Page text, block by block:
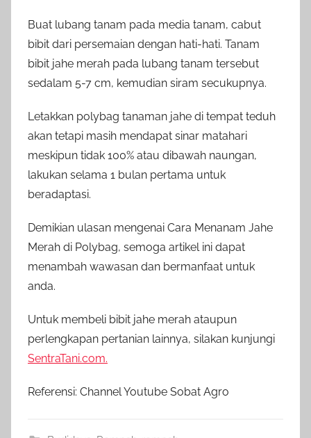
Buat lubang tanam pada media tanam, cabut
bibit dari persemaian dengan hati-hati. Tanam
bibit jahe merah pada lubang tanam tersebut
sedalam 5-7 cm, kemudian siram secukupnya.
Letakkan polybag tanaman jahe di tempat teduh
akan tetapi masih mendapat sinar matahari
meskipun tidak 100% atau dibawah naungan,
lakukan selama 1 bulan pertama untuk
beradaptasi.
Demikian ulasan mengenai Cara Menanam Jahe
Merah di Polybag, semoga artikel ini dapat
menambah wawasan dan bermanfaat untuk
anda.
Untuk membeli bibit jahe merah ataupun
perlengkapan pertanian lainnya, silakan kunjungi
SentraTani.com.
Referensi: Channel Youtube Sobat Agro